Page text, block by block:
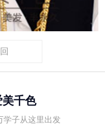
千色
学子从这里出发